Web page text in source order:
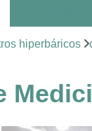
feridas
hiperbáricos